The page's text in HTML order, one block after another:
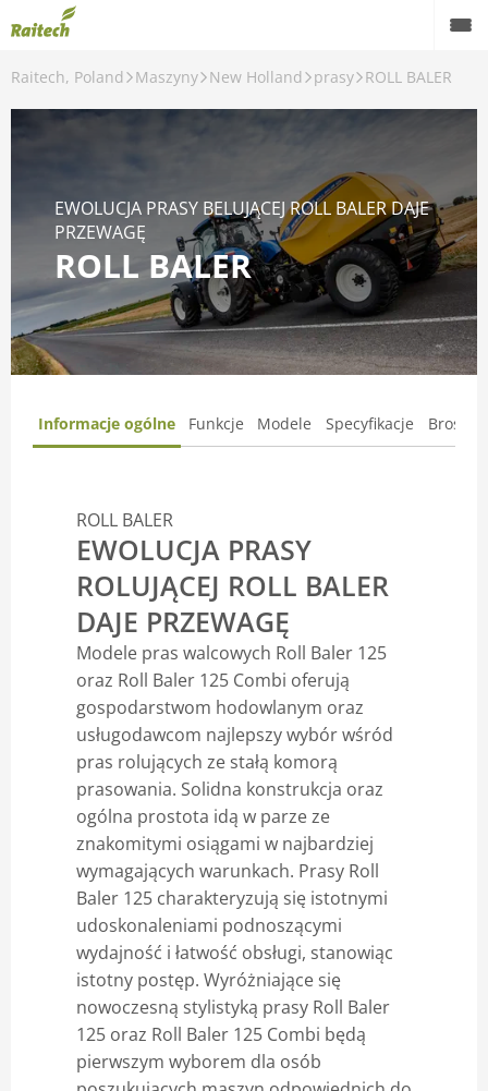
Raitech, Poland Maszyny New Holland prasy ROLL BALER
EWOLUCJA PRASY BELUJĄCEJ ROLL BALER DAJE
PRZEWAGĘ
ROLL BALER
Informacje ogólne Funkcje Modele Specyfikacje
ROLL BALER
EWOLUCJA PRASY
ROLUJĄCEJ ROLL BALER
DAJE PRZEWAGĘ
Modele pras walcowych Roll Baler 125
oraz Roll Baler 125 Combi oferują
gospodarstwom hodowlanym oraz
usługodawcom najlepszy wybór wśród
pras rolujących ze stałą komorą
prasowania. Solidna konstrukcja oraz
ogólna prostota idą w parze ze
znakomitymi osiągami w najbardziej
wymagających warunkach. Prasy Roll
Baler 125 charakteryzują się istotnymi
udoskonaleniami podnoszącymi
wydajność i łatwość obsługi, stanowiąc
istotny postęp. Wyróżniające się
nowoczesną stylistyką prasy Roll Baler
125 oraz Roll Baler 125 Combi będą
pierwszym wyborem dla osób
Maszyny używane
Serwis
Rolnictwo precyzyjne
Finansowanie
Kariera
O nas
Blog